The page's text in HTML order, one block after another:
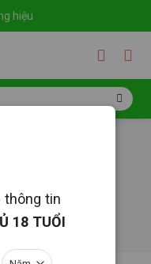
hiệu
thông tin
18 TUỔI